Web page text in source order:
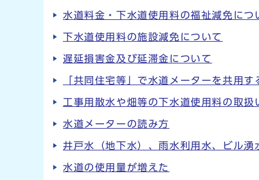
水道料金・下水道使用料の福祉減免につ
下水道使用料の施設減免について
遅延損害金及び延滞金について
「共同住宅等」で水道メーターを共用
工事用散水や畑等の下水道使用料の取扱
水道メーターの読み方
井戸水（地下水）、雨水利用水、ビル
水道の使用量が増えた